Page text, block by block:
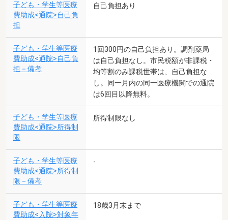
子ども・学生等医療
費助成<通院>自己負
担
自己負担あり
子ども・学生等医療
費助成<通院>自己負
担－備考
1回300円の自己負担あり。調剤薬局
は自己負担なし。市民税額が非課税・
均等割のみ課税世帯は、自己負担な
し。同一月内の同一医療機関での通院
は6回目以降無料。
子ども・学生等医療
費助成<通院>所得制
限
所得制限なし
子ども・学生等医療
費助成<通院>所得制
限－備考
-
子ども・学生等医療
費助成<入院>対象年
18歳3月末まで